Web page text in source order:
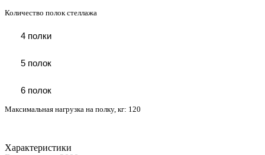
Количество полок стеллажа
4 полки
5 полок
6 полок
Максимальная нагрузка на полку, кг: 120
Характеристики